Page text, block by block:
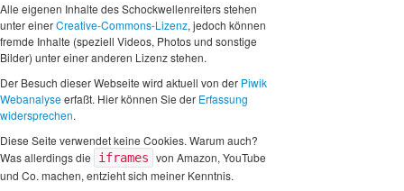
Alle eigenen Inhalte des Schockwellenreiters stehen
unter einerCreative-Commons-Lizenz, jedoch können
fremde Inhalte (speziell Videos, Photos und sonstige
Bilder) unter einer anderen Lizenz stehen.
Der Besuch dieser Webseite wird aktuell von der Piwik
Webanalyseerfaßt. Hier können Sie der Erfassung
widersprechen.
Diese Seite verwendet keine Cookies. Warum auch?
Was allerdings die
iframes von Amazon, YouTube
und Co. machen, entzieht sich meiner Kenntnis.